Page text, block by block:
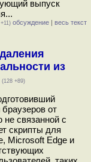
выпуск
обсуждение | весь текст
из
(128 +89)
от
связанной с
скрипты для
Microsoft Edge и